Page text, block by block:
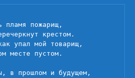
стрелки
пламя пожарищ,
крестом.
упал мой товарищ,
месте пустом.
в прошлом и будущем,